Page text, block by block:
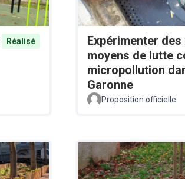
Réalisé
Expérimenter des
moyens de lutte
micropollution
Garonne
Proposition officielle